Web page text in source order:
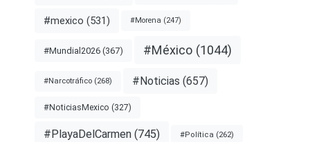
#mexico (531) #Morena (247)
#Mundial2026 (367) #México (1044)
#Narcotráfico (268) #Noticias (657)
#NoticiasMexico (327)
#PlayaDelCarmen (745) #Política (262)